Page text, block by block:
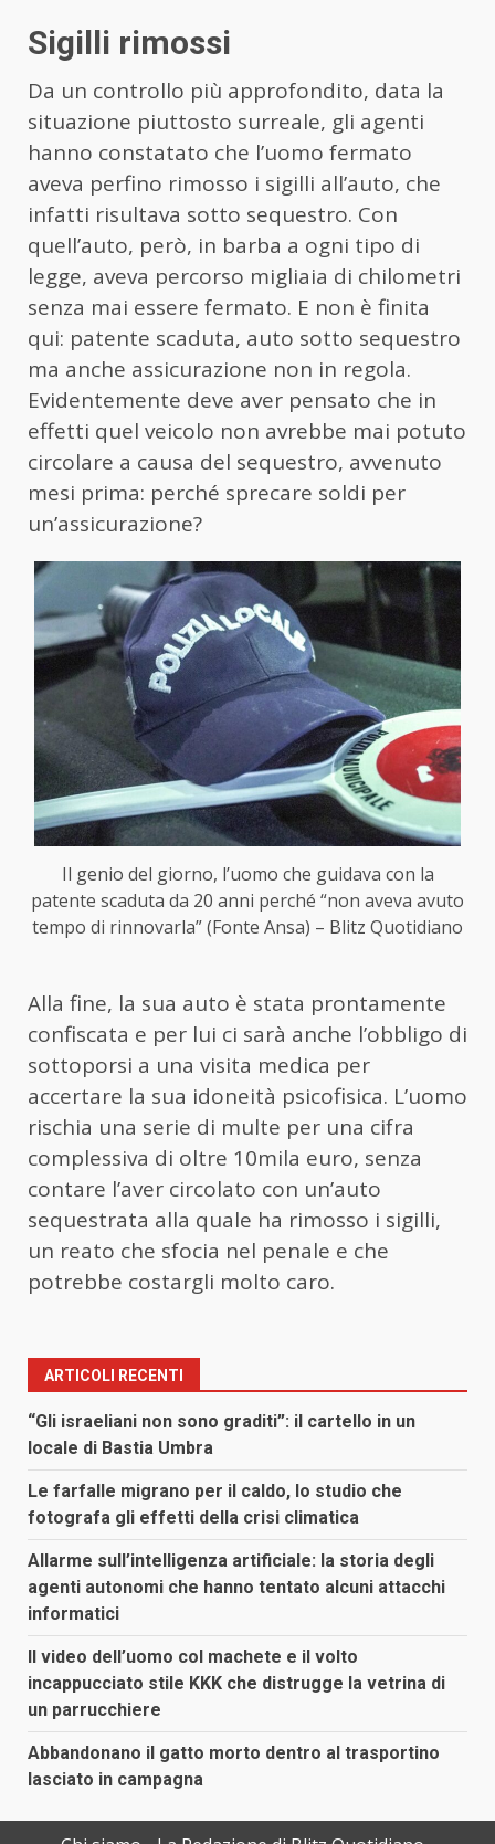
Sigilli rimossi
Da un controllo più approfondito, data la
situazione piuttosto surreale, gli agenti
hanno constatato che l’uomo fermato
aveva perfino rimosso i sigilli all’auto, che
infatti risultava sotto sequestro. Con
quell’auto, però, in barba a ogni tipo di
legge, aveva percorso migliaia di chilometri
senza mai essere fermato. E non è finita
qui: patente scaduta, auto sotto sequestro
ma anche assicurazione non in regola.
Evidentemente deve aver pensato che in
effetti quel veicolo non avrebbe mai potuto
circolare a causa del sequestro, avvenuto
mesi prima: perché sprecare soldi per
un’assicurazione?
Il genio del giorno, l’uomo che guidava con la
patente scaduta da 20 anni perché “non aveva avuto
tempo di rinnovarla” (Fonte Ansa) – Blitz Quotidiano
Alla fine, la sua auto è stata prontamente
confiscata e per lui ci sarà anche l’obbligo di
sottoporsi a una visita medica per
accertare la sua idoneità psicofisica. L’uomo
rischia una serie di multe per una cifra
complessiva di oltre 10mila euro, senza
contare l’aver circolato con un’auto
sequestrata alla quale ha rimosso i sigilli,
un reato che sfocia nel penale e che
potrebbe costargli molto caro.
ARTICOLI RECENTI
“Gli israeliani non sono graditi”: il cartello in un
locale di Bastia Umbra
Le farfalle migrano per il caldo, lo studio che
fotografa gli effetti della crisi climatica
Allarme sull’intelligenza artificiale: la storia degli
agenti autonomi che hanno tentato alcuni attacchi
informatici
Il video dell’uomo col machete e il volto
incappucciato stile KKK che distrugge la vetrina di
un parrucchiere
Abbandonano il gatto morto dentro al trasportino
lasciato in campagna